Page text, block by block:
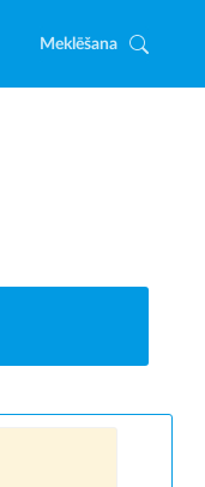
Meklēšana